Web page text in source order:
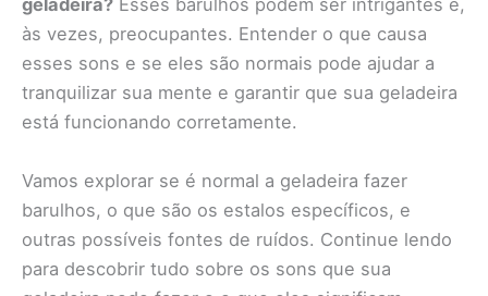
geladeira? Esses barulhos podem ser intrigantes e,
às vezes, preocupantes. Entender o que causa
esses sons e se eles são normais pode ajudar a
tranquilizar sua mente e garantir que sua geladeira
está funcionando corretamente.
Vamos explorar se é normal a geladeira fazer
barulhos, o que são os estalos específicos, e
outras possíveis fontes de ruídos. Continue lendo
para descobrir tudo sobre os sons que sua